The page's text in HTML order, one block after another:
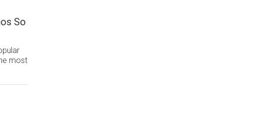
So
most